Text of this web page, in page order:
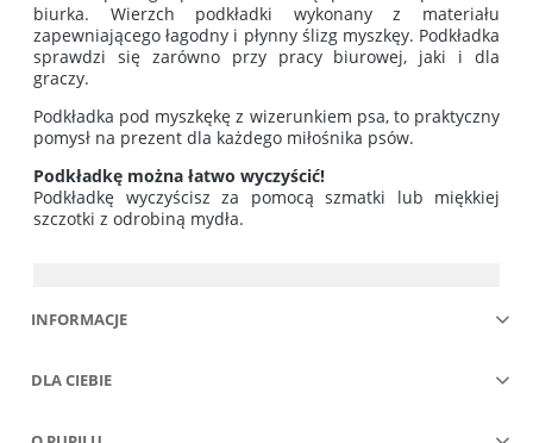
biurka. Wierzch podkładki wykonany z materiału
zapewniającego łagodny i płynny ślizg myszkęy. Podkładka
sprawdzi się zarówno przy pracy biurowej, jaki i dla
graczy.
Podkładka pod myszkękę z wizerunkiem psa, to praktyczny
pomysł na prezent dla każdego miłośnika psów.
Podkładkę można łatwo wyczyścić!
Podkładkę wyczyścisz za pomocą szmatki lub miękkiej
szczotki z odrobiną mydła.
INFORMACJE
DLA CIEBIE